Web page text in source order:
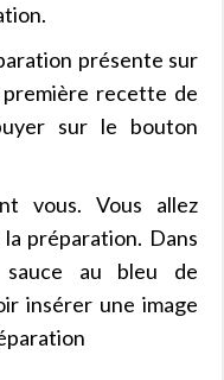
présente sur
recette de
sur le bouton
vous. Vous allez
préparation. Dans
au bleu de
insérer une image